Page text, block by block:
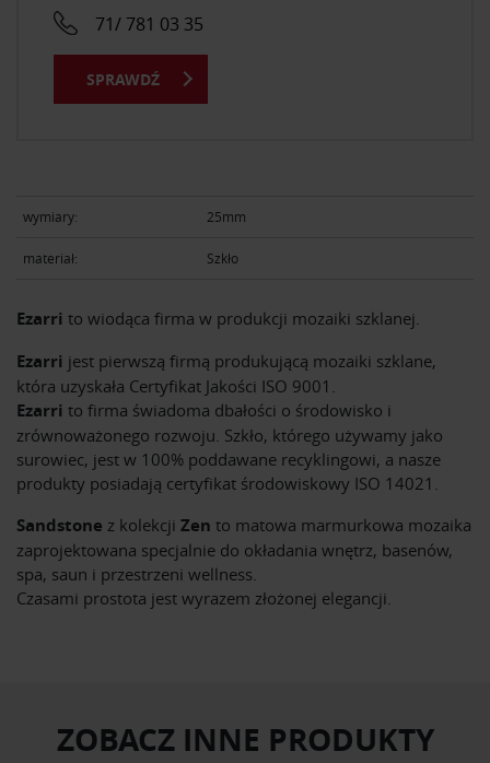
wymiary: 25mm
materiał: Szkło
Ezarri to wiodąca firma w produkcji mozaiki szklanej.
Ezarri jest pierwszą firmą produkującą mozaiki szklane,
która uzyskała Certyfikat Jakości ISO 9001.
Ezarri to firma świadoma dbałości o środowisko i
zrównoważonego rozwoju. Szkło, którego używamy jako
surowiec, jest w 100% poddawane recyklingowi, a nasze
produkty posiadają certyfikat środowiskowy ISO 14021.
Sandstone z kolekcji Zen to matowa marmurkowa mozaika
zaprojektowana specjalnie do okładania wnętrz, basenów,
spa, saun i przestrzeni wellness.
Czasami prostota jest wyrazem złożonej elegancji.
71/ 781 03 35
SPRAWDŹ
ZOBACZ INNE PRODUKTY